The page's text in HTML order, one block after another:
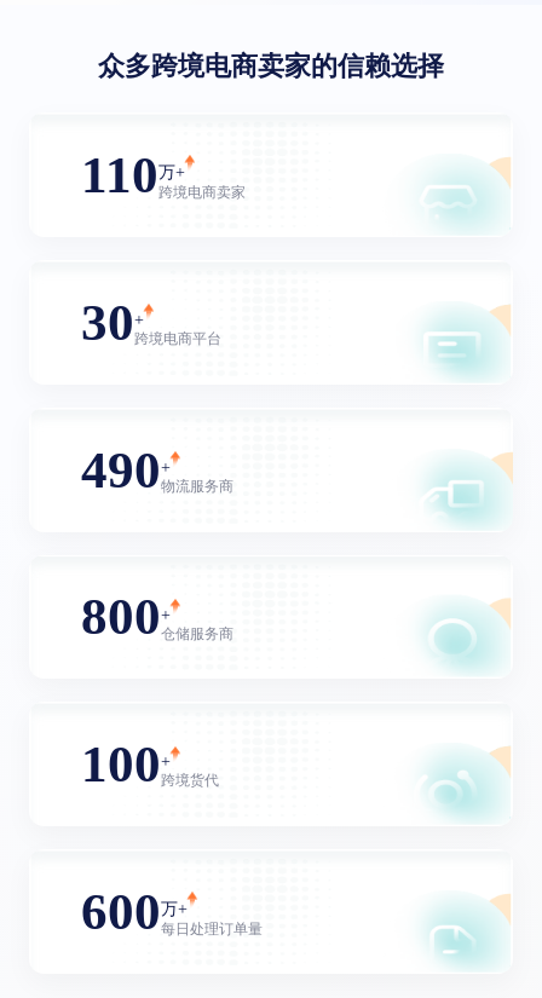
众多跨境电商卖家的信赖选择
110万+
跨境电商卖家
30+
跨境电商平台
490+
物流服务商
800+
仓储服务商
100+
跨境货代
600万+
每日处理订单量